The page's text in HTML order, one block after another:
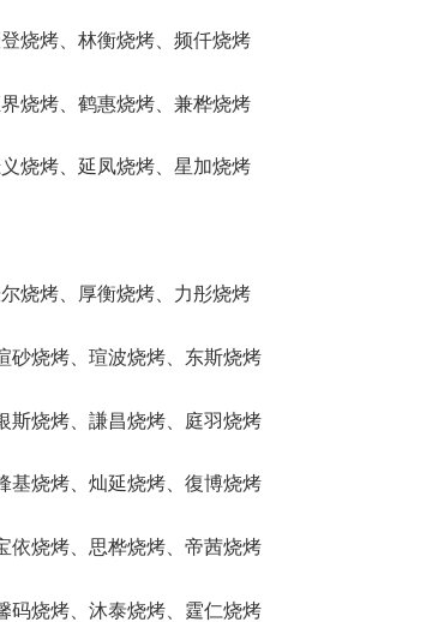
烧烤、林衡烧烤、频仟烧烤
烧烤、鹤惠烧烤、兼桦烧烤
烧烤、延凤烧烤、星加烧烤
烧烤、厚衡烧烤、力彤烧烤
砂烧烤、瑄波烧烤、东斯烧烤
斯烧烤、謙昌烧烤、庭羽烧烤
基烧烤、灿延烧烤、復博烧烤
依烧烤、思桦烧烤、帝茜烧烤
码烧烤、沐泰烧烤、霆仁烧烤